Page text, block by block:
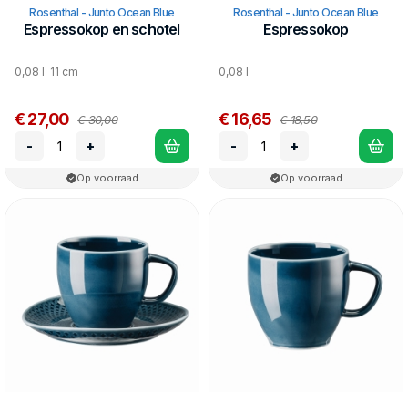
Rosenthal - Junto Ocean Blue
Espressokop en schotel
0,08 l 11 cm
€ 27,00 € 30,00
- +
Op voorraad
Rosenthal - Junto Ocean Blue
Espressokop
0,08 l
€ 16,65 € 18,50
- +
Op voorraad